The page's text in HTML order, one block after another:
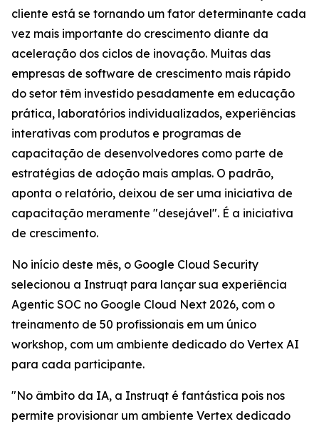
cliente está se tornando um fator determinante cada
vez mais importante do crescimento diante da
aceleração dos ciclos de inovação. Muitas das
empresas de software de crescimento mais rápido
do setor têm investido pesadamente em educação
prática, laboratórios individualizados, experiências
interativas com produtos e programas de
capacitação de desenvolvedores como parte de
estratégias de adoção mais amplas. O padrão,
aponta o relatório, deixou de ser uma iniciativa de
capacitação meramente "desejável". É a iniciativa
de crescimento.
No início deste mês, o Google Cloud Security
selecionou a Instruqt para lançar sua experiência
Agentic SOC no Google Cloud Next 2026, com o
treinamento de 50 profissionais em um único
workshop, com um ambiente dedicado do Vertex AI
para cada participante.
"No âmbito da IA, a Instruqt é fantástica pois nos
permite provisionar um ambiente Vertex dedicado